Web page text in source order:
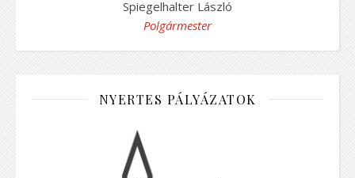
Spiegelhalter László
Polgármester
NYERTES PÁLYÁZATOK